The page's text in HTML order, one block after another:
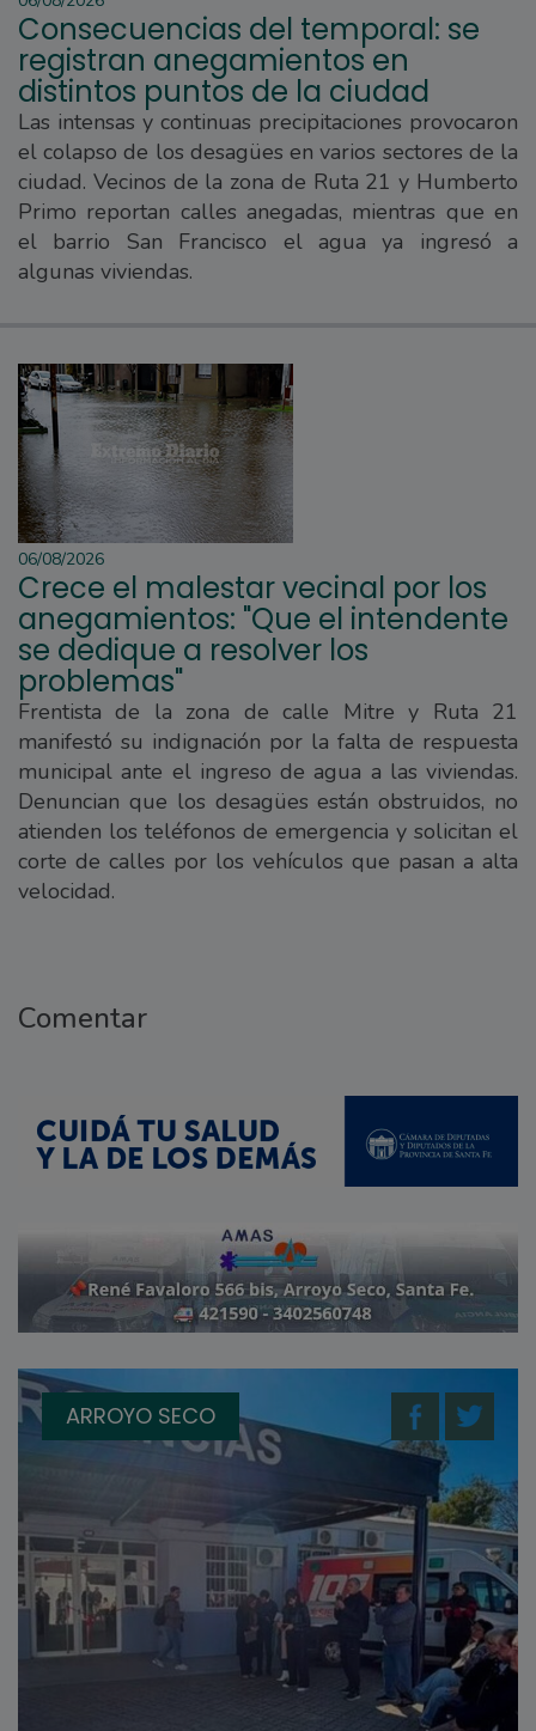
Consecuencias del temporal: se
registran anegamientos en
distintos puntos de la ciudad
Las intensas y continuas precipitaciones provocaron
el colapso de los desagües en varios sectores de la
ciudad. Vecinos de la zona de Ruta 21 y Humberto
Primo reportan calles anegadas, mientras que en
el barrio San Francisco el agua ya ingresó a
algunas viviendas.
06/08/2026
Crece el malestar vecinal por los
anegamientos: "Que el intendente
se dedique a resolver los
problemas"
Frentista de la zona de calle Mitre y Ruta 21
manifestó su indignación por la falta de respuesta
municipal ante el ingreso de agua a las viviendas.
Denuncian que los desagües están obstruidos, no
atienden los teléfonos de emergencia y solicitan el
corte de calles por los vehículos que pasan a alta
velocidad.
Comentar
ARROYO SECO